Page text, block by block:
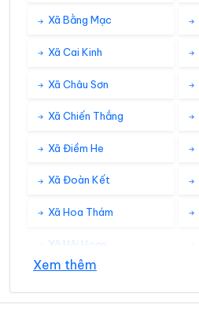
Xã Bằng Mạc
Xã Cai Kinh
Xã Châu Sơn
Xã Chiến Thắng
Xã Điềm He
Xã Đoàn Kết
Xã Hoa Thám
Xã Hội Hoan
Xem thêm